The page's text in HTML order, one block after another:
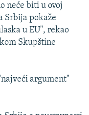
neće biti u ovoj
Srbija pokaže
u EU", rekao
Skupštine
argument"